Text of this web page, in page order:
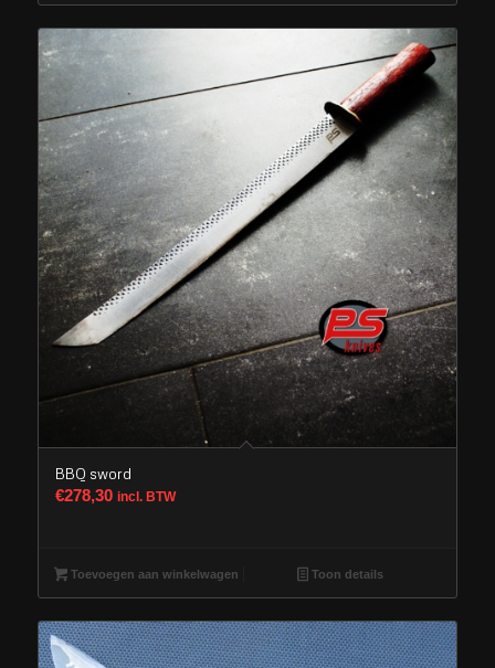
BBQ sword
€278,30 incl. BTW
Toevoegen aan winkelwagen Toon details